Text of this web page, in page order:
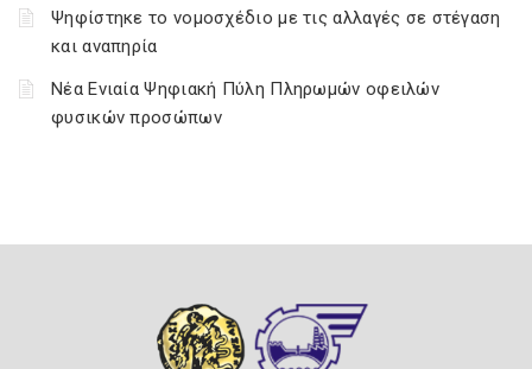
Ψηφίστηκε το νομοσχέδιο με τις αλλαγές σε στέγαση
και αναπηρία
Νέα Ενιαία Ψηφιακή Πύλη Πληρωμών οφειλών
φυσικών προσώπων